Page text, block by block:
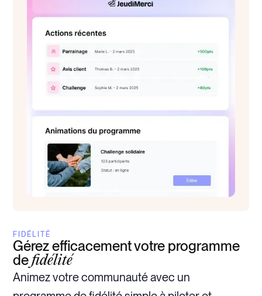
FIDÉLITÉ
Gérez efficacement votre programme
defidélité
Animez votre communauté avec un